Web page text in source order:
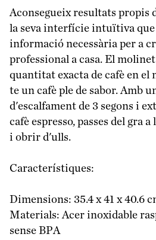
Aconsegueix resultats propis
la seva interfície intuïtiva que
informació necessària per a
professional a casa. El
quantitat exacta de cafè en el
te un cafè ple de sabor. Amb
d'escalfament de 3 segons i
cafè espresso, passes del gra
i obrir d'ulls.
Característiques:
Dimensions: 35.4 x 41 x 40.6
Materials: Acer inoxidable
sense BPA